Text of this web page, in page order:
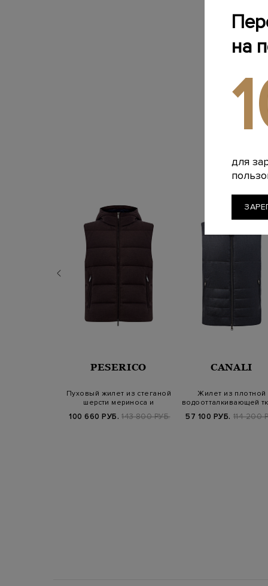
PESERICO
Пуховый жилет из стеганой
шерсти мериноса и
100 660 РУБ. 143 800 РУБ.
CANALI
Жилет из плотной
водоотталкивающей
57 100 РУБ. 114 200
на
для